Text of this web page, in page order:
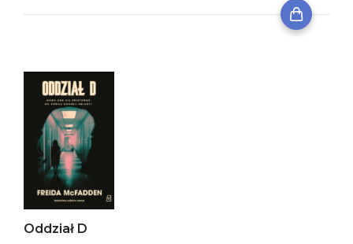
Oddział D